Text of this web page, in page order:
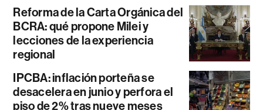
Reforma de la Carta Orgánica del
BCRA: qué propone Milei y
lecciones de la experiencia
regional
IPCBA: inflación porteña se
desacelera en junio y perfora el
piso de 2% tras nueve meses